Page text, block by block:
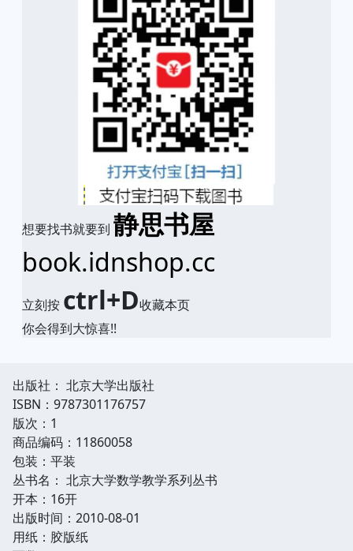
想要找书就要到 静思书屋
book.idnshop.cc
立刻按 ctrl+D收藏本页
你会得到大惊喜!!
出版社： 北京大学出版社
ISBN：9787301176757
版次：1
商品编码：11860058
包装：平装
丛书名： 北京大学数学教学系列丛书
开本：16开
出版时间：2010-08-01
用纸：胶版纸